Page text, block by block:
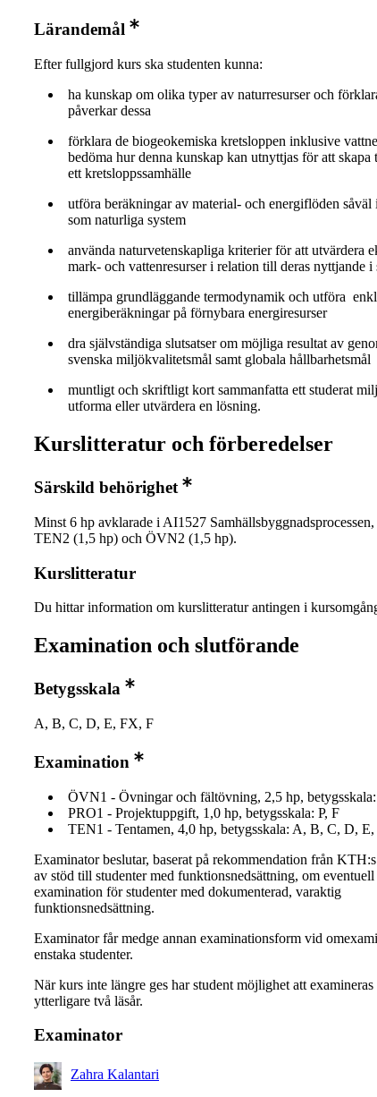
Lärandemål
Efter fullgjord kurs ska studenten kunna:
ha kunskap om olika typer av naturresurser och
påverkar dessa
förklara de biogeokemiska kretsloppen inklusive
bedöma hur denna kunskap kan utnyttjas för att skapa
ett kretsloppssamhälle
utföra beräkningar av material- och energiflöden såväl
som naturliga system
använda naturvetenskapliga kriterier för att utvärdera
mark- och vattenresurser i relation till deras nyttjande i
tillämpa grundläggande termodynamik och utföra
energiberäkningar på förnybara energiresurser
dra självständiga slutsatser om möjliga resultat av
svenska miljökvalitetsmål samt globala hållbarhetsmål
muntligt och skriftligt kort sammanfatta ett studerat
utforma eller utvärdera en lösning.
Kurslitteratur och förberedelser
Särskild behörighet
Minst 6 hp avklarade i AI1527
TEN2 (1,5 hp) och ÖVN2 (1,5 hp).
Kurslitteratur
Du hittar information om kurslitteratur antingen i
Examination och slutförande
Betygsskala
A, B, C, D, E, FX, F
Examination
ÖVN1 - Övningar och fältövning, 2,5 hp, betygsskala:
PRO1 - Projektuppgift, 1,0 hp, betygsskala: P, F
TEN1 - Tentamen, 4,0 hp, betygsskala: A, B, C, D,
Examinator beslutar, baserat på rekommendation från
av stöd till studenter med funktionsnedsättning, om eventuell
examination för studenter med dokumenterad, varaktig
funktionsnedsättning.
Examinator får medge annan examinationsform vid
enstaka studenter.
När kurs inte längre ges har student möjlighet att examineras
ytterligare två läsår.
Examinator
Zahra Kalantari